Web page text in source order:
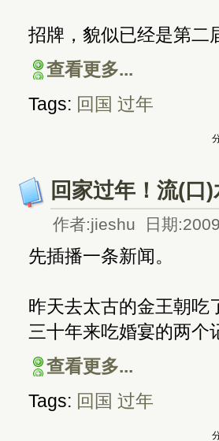
招牌，貌似已经是第二
查看更多...
Tags: 回国 过年
回家过年！流(口
作者:jieshu 日期
先插播一条新闻。
昨天去太古的金王朝吃
三十年来吃婚宴的两个
查看更多...
Tags: 回国 过年